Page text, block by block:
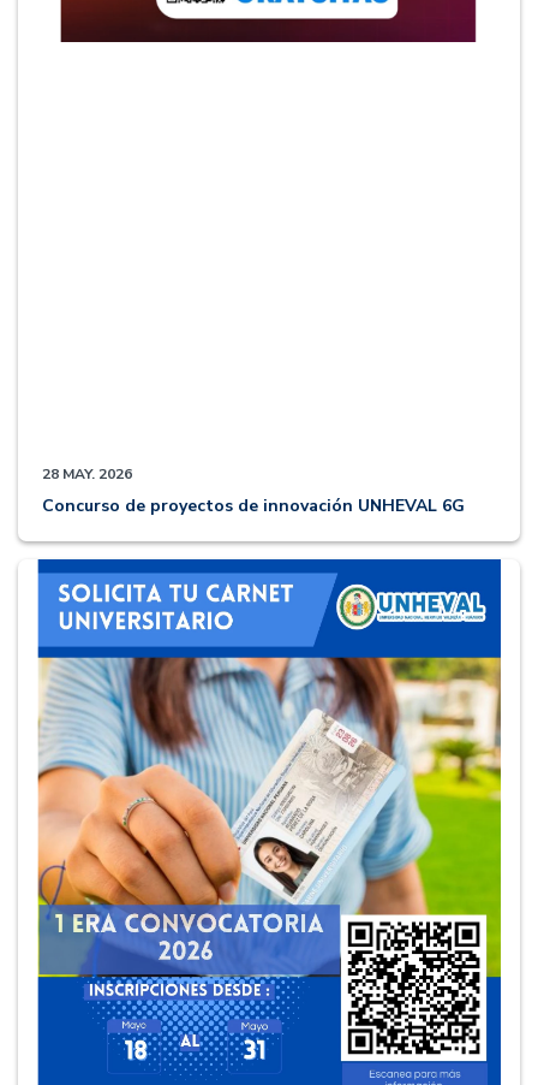
28 MAY. 2026
Concurso de proyectos de innovación UNHEVAL 6G